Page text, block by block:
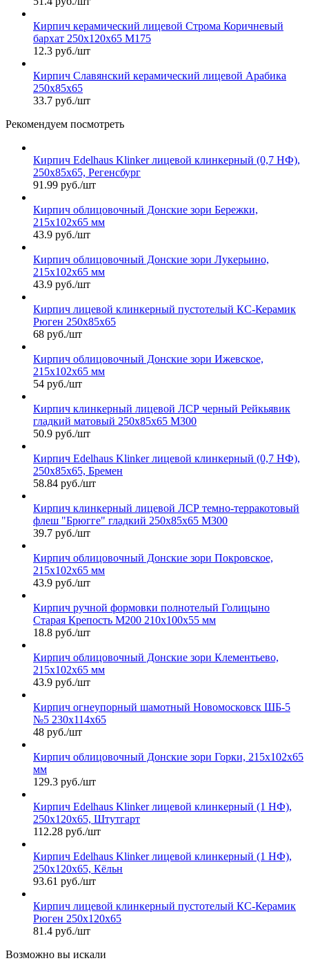
Кирпич керамический лицевой Строма Коричневый
бархат 250х120х65 М175
12.3 руб./шт
Кирпич Славянский керамический лицевой Арабика
250х85х65
33.7 руб./шт
Рекомендуем посмотреть
Кирпич Edelhaus Klinker лицевой клинкерный (0,7 НФ),
250х85х65, Регенсбург
91.99 руб./шт
Кирпич облицовочный Донские зори Бережки,
215х102х65 мм
43.9 руб./шт
Кирпич облицовочный Донские зори Лукерьино,
215х102х65 мм
43.9 руб./шт
Кирпич лицевой клинкерный пустотелый КС-Керамик
Рюген 250х85х65
68 руб./шт
Кирпич облицовочный Донские зори Ижевское,
215х102х65 мм
54 руб./шт
Кирпич клинкерный лицевой ЛСР черный Рейкьявик
гладкий матовый 250х85х65 М300
50.9 руб./шт
Кирпич Edelhaus Klinker лицевой клинкерный (0,7 НФ),
250х85х65, Бремен
58.84 руб./шт
Кирпич клинкерный лицевой ЛСР темно-терракотовый
флеш "Брюгге" гладкий 250х85х65 М300
39.7 руб./шт
Кирпич облицовочный Донские зори Покровское,
215х102х65 мм
43.9 руб./шт
Кирпич ручной формовки полнотелый Голицыно
Старая Крепость М200 210х100х55 мм
18.8 руб./шт
Кирпич облицовочный Донские зори Клементьево,
215х102х65 мм
43.9 руб./шт
Кирпич огнеупорный шамотный Новомосковск ШБ-5
№5 230х114х65
48 руб./шт
Кирпич облицовочный Донские зори Горки, 215х102х65
мм
129.3 руб./шт
Кирпич Edelhaus Klinker лицевой клинкерный (1 НФ),
250х120х65, Штутгарт
112.28 руб./шт
Кирпич Edelhaus Klinker лицевой клинкерный (1 НФ),
250х120х65, Кёльн
93.61 руб./шт
Кирпич лицевой клинкерный пустотелый КС-Керамик
Рюген 250х120х65
81.4 руб./шт
Возможно вы искали